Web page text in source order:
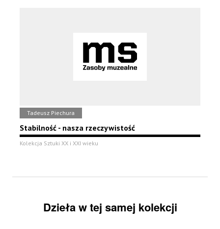
Tadeusz Piechura
Stabilność - nasza rzeczywistość
Kolekcja Sztuki XX i XXI wieku
Dzieła w tej samej kolekcji